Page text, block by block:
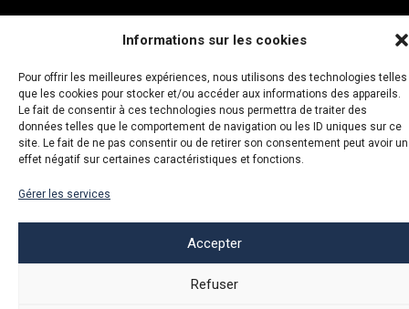
Informations sur les cookies
Pour offrir les meilleures expériences, nous utilisons des technologies telles
que les cookies pour stocker et/ou accéder aux informations des appareils.
Le fait de consentir à ces technologies nous permettra de traiter des
données telles que le comportement de navigation ou les ID uniques sur ce
site. Le fait de ne pas consentir ou de retirer son consentement peut avoir un
effet négatif sur certaines caractéristiques et fonctions.
Gérer les services
Accepter
Refuser
Organisée par le Climate Group, la Climate Week de New